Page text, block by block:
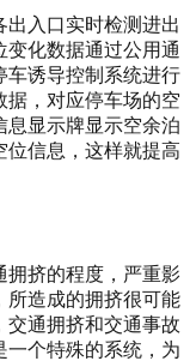
入口实时检测进出
化数据通过公用通
车诱导控制系统进行
据，对应停车场的空
息显示牌显示空余泊
位信息，这样就提高
挤的程度，严重影
所造成的拥挤很可能
交通拥挤和交通事故
一个特殊的系统，为